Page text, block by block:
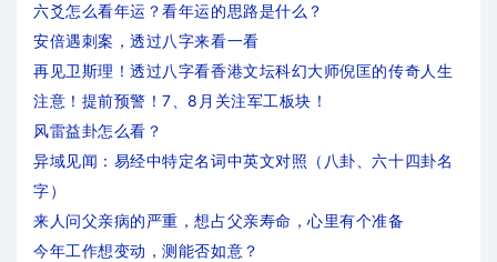
六爻怎么看年运？看年运的思路是什么？
安倍遇刺案，透过八字来看一看
再见卫斯理！透过八字看香港文坛科幻大师倪匡的传奇人生
注意！提前预警！7、8月关注军工板块！
风雷益卦怎么看？
异域见闻：易经中特定名词中英文对照（八卦、六十四卦名
字）
来人问父亲病的严重，想占父亲寿命，心里有个准备
今年工作想变动，测能否如意？